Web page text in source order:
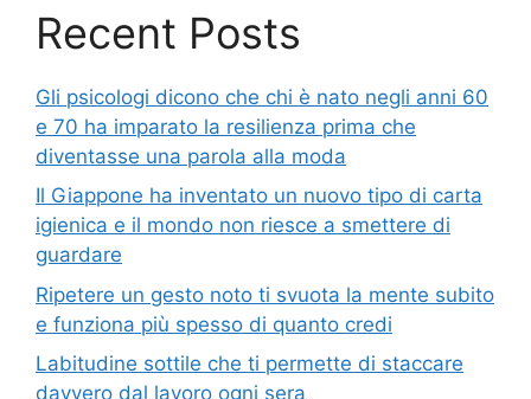
Recent Posts
Gli psicologi dicono che chi è nato negli anni 60
e 70 ha imparato la resilienza prima che
diventasse una parola alla moda
Il Giappone ha inventato un nuovo tipo di carta
igienica e il mondo non riesce a smettere di
guardare
Ripetere un gesto noto ti svuota la mente subito
e funziona più spesso di quanto credi
Labitudine sottile che ti permette di staccare
davvero dal lavoro ogni sera